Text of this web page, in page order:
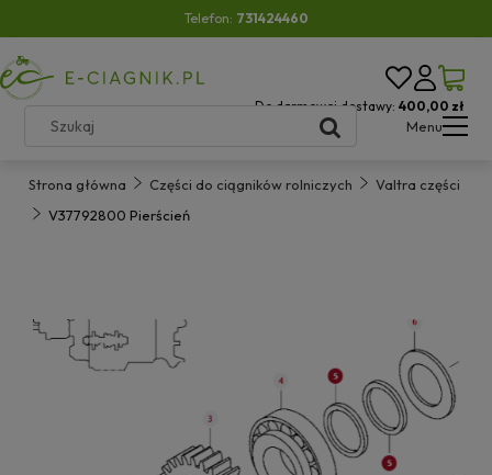
Telefon: 731424460
Do darmowej dostawy: 400,00 zł
Menu
Strona główna Części do ciągników rolniczych
Valtra części
V37792800 Pierścień